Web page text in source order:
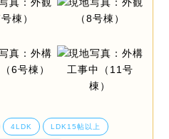
4LDK LDK15帖以上